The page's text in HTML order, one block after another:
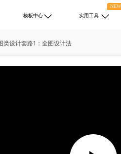
模板中心
NEW
实用工具
类设计套路1：全图设计法